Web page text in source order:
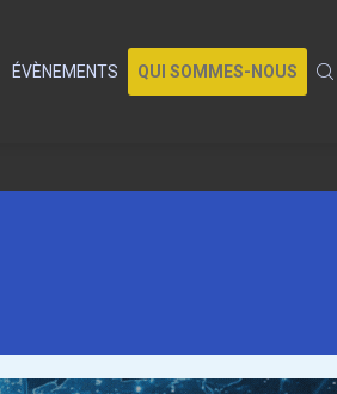
ÉVÈNEMENTS QUI SOMMES-NOUS